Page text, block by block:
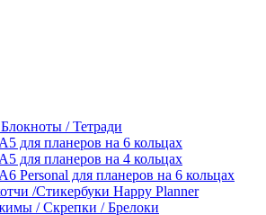
/ Тетради
для планеров на 6 кольцах
для планеров на 4 кольцах
Personal для планеров на 6 кольцах
/Стикербуки Happy Planner
/ Скрепки / Брелоки